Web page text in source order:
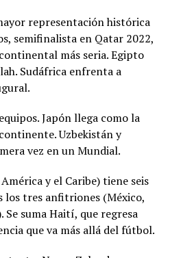
representación histórica
semifinalista en Qatar 2022,
más seria. Egipto
Sudáfrica enfrenta a
Japón llega como la
Uzbekistán y
vez en un Mundial.
y el Caribe) tiene seis
los tres anfitriones (México,
Se suma Haití, que regresa
que va más allá del fútbol.